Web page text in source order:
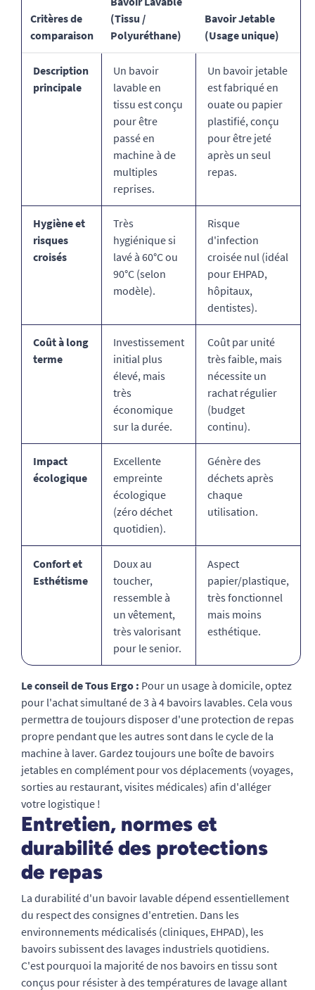
Critères de
comparaison
(Tissu /
Polyuréthane)
Bavoir Jetable
(Usage unique)
Description
principale
Un bavoir
lavableen
tissu est conçu
pour être
passé en
machine à de
multiples
reprises.
Un bavoir jetable
est fabriqué en
ouate ou papier
plastifié, conçu
pour être jeté
après un seul
repas.
Hygiène et
risques
croisés
Très
hygiénique si
lavé à 60°C ou
90°C (selon
modèle).
Risque
d'infection
croisée nul (idéal
pour EHPAD,
hôpitaux,
dentistes).
Coût à long
terme
Investissement
initial plus
élevé, mais
très
économique
sur la durée.
Coût par unité
très faible, mais
nécessite un
rachat régulier
(budget
continu).
Impact
écologique
Excellente
empreinte
écologique
(zéro déchet
quotidien).
Génère des
déchets après
chaque
utilisation.
Confort et
Esthétisme
Doux au
toucher,
ressemble à
un vêtement,
très valorisant
pour le senior.
Aspect
papier/plastique,
très fonctionnel
mais moins
esthétique.
Le conseil de Tous Ergo : Pour un usage à domicile, optez
pour l'achat simultané de 3 à 4 bavoirs lavables. Cela vous
permettra de toujours disposer d'une protection de repas
propre pendant que les autres sont dans le cycle de la
machine à laver. Gardez toujours une boîte de bavoirs
jetables en complément pour vos déplacements (voyages,
sorties au restaurant, visites médicales) afin d'alléger
votre logistique !
Entretien, normes et
durabilité des protections
de repas
La durabilité d'un bavoir lavable dépend essentiellement
du respect des consignes d'entretien. Dans les
environnements médicalisés (cliniques, EHPAD), les
bavoirs subissent des lavages industriels quotidiens.
C'est pourquoi la majorité de nos bavoirs en tissu sont
conçus pour résister à des températures de lavage allant